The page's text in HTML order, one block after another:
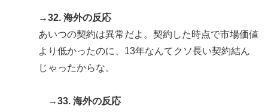
→32. 海外の反応
あいつの契約は異常だよ。契約した時点で市場価値
より低かったのに、13年なんてクソ長い契約結ん
じゃったからな。
→33. 海外の反応